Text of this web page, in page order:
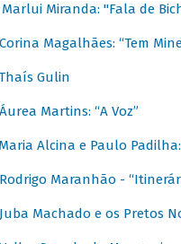
Marlui Miranda: "Fala de
Corina Magalhães: “Tem
Gulin
Áurea Martins: “A Voz”
Maria Alcina e Paulo
Rodrigo Maranhão -
Juba Machado e os Pretos